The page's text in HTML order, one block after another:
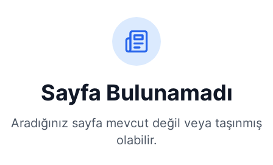
Sayfa Bulunamadı
Aradığınız sayfa mevcut değil veya taşınmış
olabilir.